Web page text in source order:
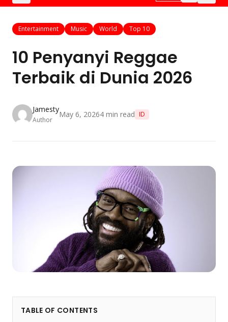
Entertainment Music World Top 10
10 Penyanyi Reggae
Terbaik di Dunia 2026
Jamesty
Author
May 6, 20264 min read ID
TABLE OF CONTENTS